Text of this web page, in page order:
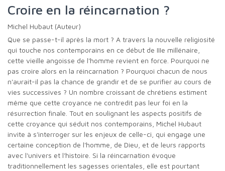
Croire en la réincarnation ?
Michel Hubaut (Auteur)
Que se passe-t-il après la mort ? A travers la nouvelle religiosité
qui touche nos contemporains en ce début de IIIe millénaire,
cette vieille angoisse de l'homme revient en force. Pourquoi ne
pas croire alors en la réincarnation ? Pourquoi chacun de nous
n'aurait-il pas la chance de grandir et de se purifier au cours de
vies successives ? Un nombre croissant de chrétiens estiment
même que cette croyance ne contredit pas leur foi en la
résurrection finale. Tout en soulignant les aspects positifs de
cette croyance qui séduit nos contemporains, Michel Hubaut
invite à s'interroger sur les enjeux de celle-ci, qui engage une
certaine conception de l'homme, de Dieu, et de leurs rapports
avec l'univers et l'histoire. Si la réincarnation évoque
traditionnellement les sagesses orientales, elle est pourtant